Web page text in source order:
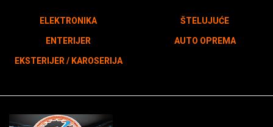
ELEKTRONIKA
ENTERIJER
EKSTERIJER / KAROSERIJA
ŠTELUJUĆE
AUTO OPREMA